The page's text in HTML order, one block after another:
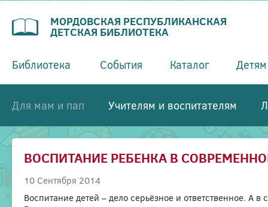
МОРДОВСКАЯ РЕСПУБЛИКАНСКАЯ
ДЕТСКАЯ БИБЛИОТЕКА
Библиотека События Каталог Детям
Для мам и пап Учителям и воспитателям
ВОСПИТАНИЕ РЕБЕНКА В
10 Сентября 2014
Воспитание детей – дело серьёзное и ответственное.